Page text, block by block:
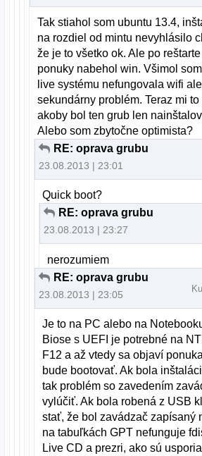
Tak stiahol som ubuntu 13.4,
na rozdiel od mintu nevyhlásilo
že je to všetko ok. Ale po
ponuky nabehol win. Všimol
live systému nefungovala wifi
sekundárny problém. Teraz mi
akoby bol ten grub len
Alebo som zbytočne optimista?
RE: oprava grubu
23.08.2013 | 23:01
Quick boot?
RE: oprava grubu
23.08.2013 | 23:27
nerozumiem
RE: oprava grubu
23.08.2013 | 23:05
Je to na PC alebo na
Biose s UEFI je potrebné na
F12 a až vtedy sa objaví
bude bootovať. Ak bola
tak problém so zavedením
vylúčiť. Ak bola robená z USB
stať, že bol zavádzač zapísaný
na tabuľkách GPT nefunguje
Live CD a prezri, ako sú